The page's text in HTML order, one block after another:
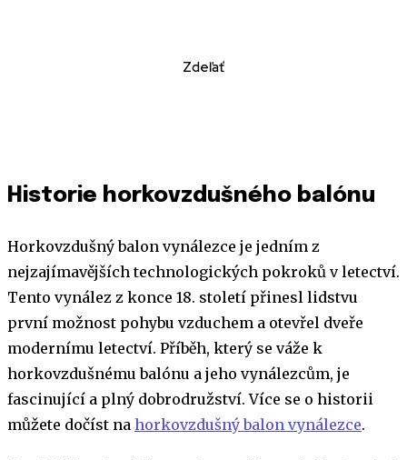
Zdeľať
Historie horkovzdušného balónu
Horkovzdušný balon vynálezce je jedním z
nejzajímavějších technologických pokroků v letectví.
Tento vynález z konce 18. století přinesl lidstvu
první možnost pohybu vzduchem a otevřel dveře
modernímu letectví. Příběh, který se váže k
horkovzdušnému balónu a jeho vynálezcům, je
fascinující a plný dobrodružství. Více se o historii
můžete dočíst na horkovzdušný balon vynálezce.